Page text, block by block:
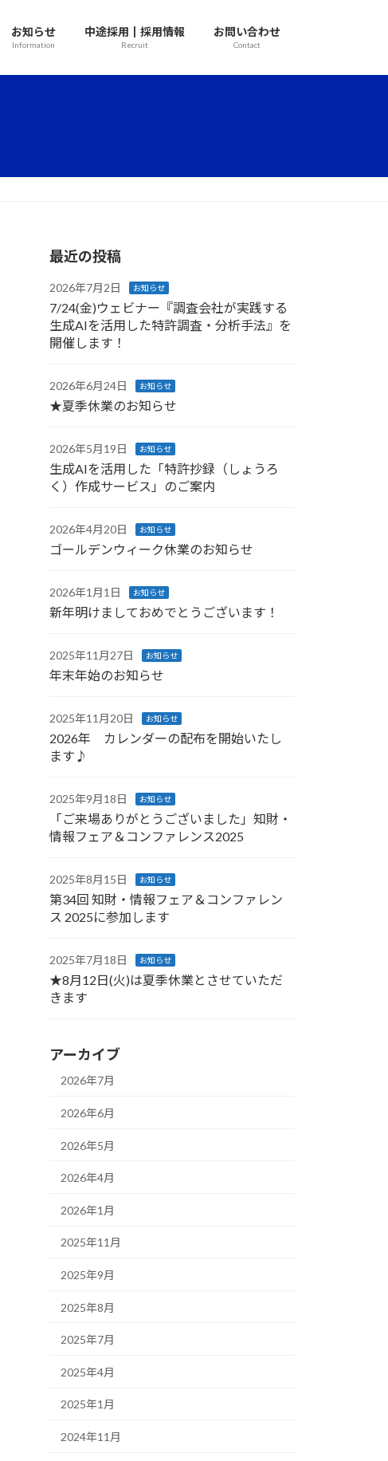
お知らせ
Information
中途採用┃採用情報
Recruit
お問い合わせ
Contact
最近の投稿
2026年7月2日 お知らせ
7/24(金)ウェビナー『調査会社が実践する
生成AIを活用した特許調査・分析手法』を
開催します！
2026年6月24日 お知らせ
★夏季休業のお知らせ
2026年5月19日 お知らせ
生成AIを活用した「特許抄録（しょうろ
く）作成サービス」のご案内
2026年4月20日 お知らせ
ゴールデンウィーク休業のお知らせ
2026年1月1日 お知らせ
新年明けましておめでとうございます！
2025年11月27日 お知らせ
年末年始のお知らせ
2025年11月20日 お知らせ
2026年 カレンダーの配布を開始いたし
ます♪
2025年9月18日 お知らせ
「ご来場ありがとうございました」知財・
情報フェア＆コンファレンス2025
2025年8月15日 お知らせ
第34回 知財・情報フェア＆コンファレン
ス 2025に参加します
2025年7月18日 お知らせ
★8月12日(火)は夏季休業とさせていただ
きます
アーカイブ
2026年7月
2026年6月
2026年5月
2026年4月
2026年1月
2025年11月
2025年9月
2025年8月
2025年7月
2025年4月
2025年1月
2024年11月